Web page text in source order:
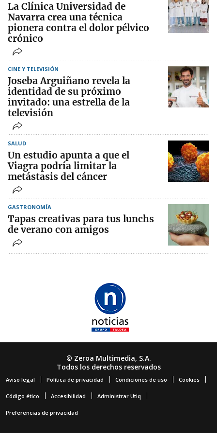
La Clínica Universidad de
Navarra crea una técnica
pionera contra el dolor pélvico
crónico
CINE Y TELEVISIÓN
Joseba Arguiñano revela la
identidad de su próximo
invitado: una estrella de la
televisión
SALUD
Un estudio apunta a que el
Viagra podría limitar la
metástasis del cáncer
GASTRONOMÍA
Tapas creativas para tus lunchs
de verano con amigos
© Zeroa Multimedia, S.A.
Todos los derechos reservados
Aviso legal Política de privacidad Condiciones de uso Cookies
Código ético Accesibilidad Administrar Utiq
Preferencias de privacidad